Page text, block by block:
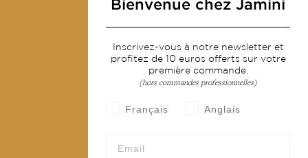
Livraison & retour
CGV
Devenir revendeur
Notre communauté
L'Art de Vivre Jamini
Bienvenue chez Jamini
Inscrivez-vous à notre newsletter et
profitez de 10 euros offerts sur votre
première commande.
(hors commandes professionnelles)
Français Anglais